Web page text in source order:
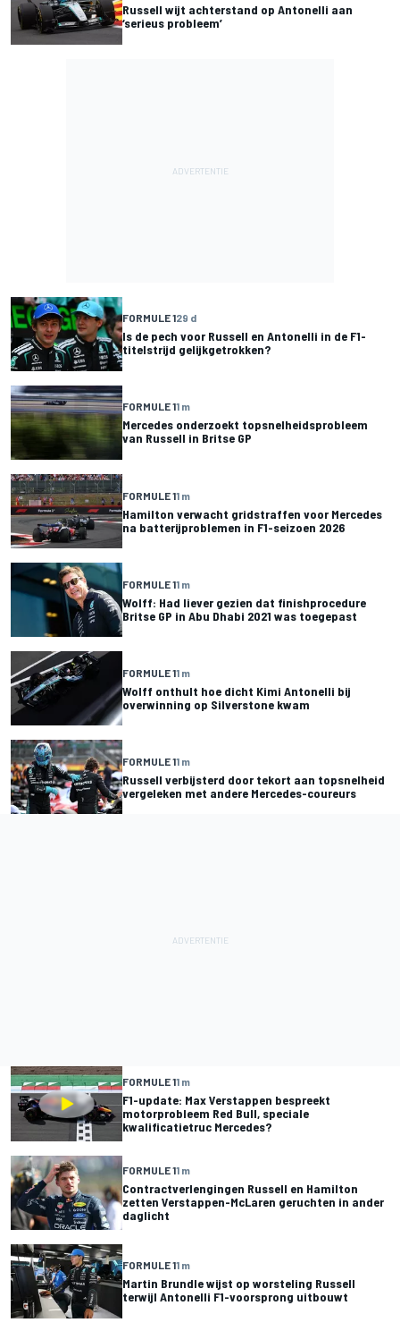
Russell wijt achterstand op Antonelli aan
‘serieus probleem’
FORMULE 129 d
Is de pech voor Russell en Antonelli in de F1-
titelstrijd gelijkgetrokken?
FORMULE 11 m
Mercedes onderzoekt topsnelheidsprobleem
van Russell in Britse GP
FORMULE 11 m
Hamilton verwacht gridstraffen voor Mercedes
na batterijproblemen in F1-seizoen 2026
FORMULE 11 m
Wolff: Had liever gezien dat finishprocedure
Britse GP in Abu Dhabi 2021 was toegepast
FORMULE 11 m
Wolff onthult hoe dicht Kimi Antonelli bij
overwinning op Silverstone kwam
FORMULE 11 m
Russell verbijsterd door tekort aan topsnelheid
vergeleken met andere Mercedes-coureurs
FORMULE 11 m
F1-update: Max Verstappen bespreekt
motorprobleem Red Bull, speciale
kwalificatietruc Mercedes?
FORMULE 11 m
Contractverlengingen Russell en Hamilton
zetten Verstappen-McLaren geruchten in ander
daglicht
FORMULE 11 m
Martin Brundle wijst op worsteling Russell
terwijl Antonelli F1-voorsprong uitbouwt